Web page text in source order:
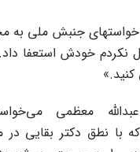
خواستهای جنبش ملی به
خودش استعفا داد.
معظمی
با نطق دکتر بقایی